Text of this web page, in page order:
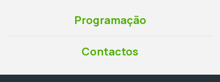
Programação
Contactos